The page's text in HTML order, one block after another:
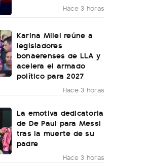
Hace 3 horas
Karina Milei reúne a
legisladores
bonaerenses de LLA y
acelera el armado
político para 2027
Hace 3 horas
La emotiva dedicatoria
de De Paul para Messi
tras la muerte de su
padre
Hace 3 horas